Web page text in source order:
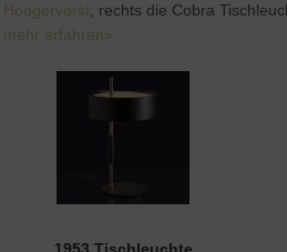
Hoogervorst, rechts die Cobra
mehr erfahren»
1953 Tischleuchte